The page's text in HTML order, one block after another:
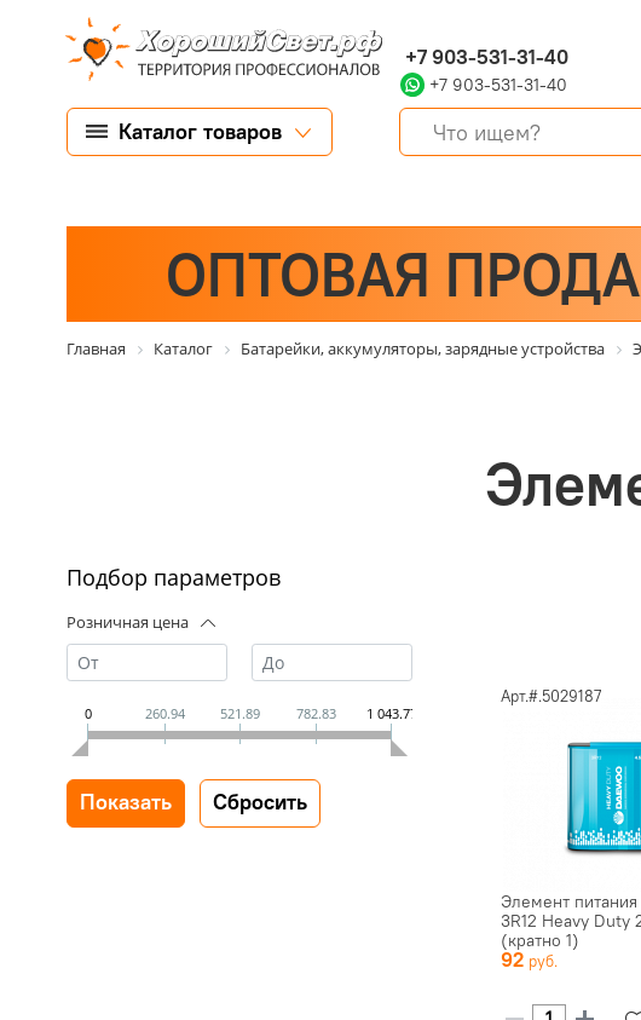
+7 903-531-31-40
+7 903-531-31-40
Каталог товаров
ОПТОВАЯ
Главная Каталог Батарейки, аккумуляторы, зарядные устройства
Подбор параметров
Розничная цена
0 260.94 521.89 782.83 1 043.77
Арт.#.5029187
Элемент
3R12 Heavy Duty
(кратно 1)
92